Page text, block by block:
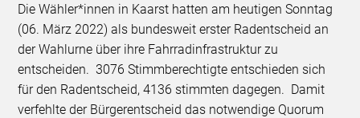
Die Wähler*innen in Kaarst hatten am heutigen Sonntag
(06. März 2022) als bundesweit erster Radentscheid an
der Wahlurne über ihre Fahrradinfrastruktur zu
entscheiden. 3076 Stimmberechtigte entschieden sich
für den Radentscheid, 4136 stimmten dagegen. Damit
verfehlte der Bürgerentscheid das notwendige Quorum